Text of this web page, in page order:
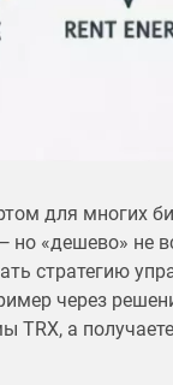
для многих
«дешево» не
стратегию
через
TRX, а